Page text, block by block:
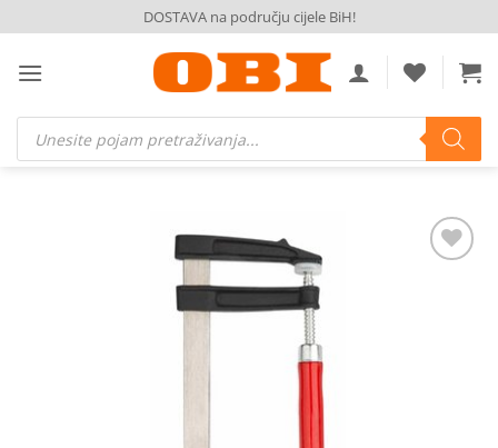
to
content
DOSTAVA na području cijele BiH!
Products
search